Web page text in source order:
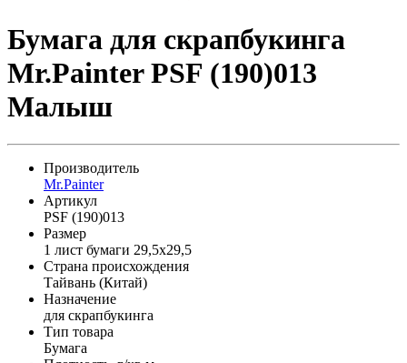
Бумага для скрапбукинга
Mr.Painter PSF (190)013
Малыш
Производитель
Mr.Painter
Артикул
PSF (190)013
Размер
1 лист бумаги 29,5x29,5
Страна происхождения
Тайвань (Китай)
Назначение
для скрапбукинга
Тип товара
Бумага